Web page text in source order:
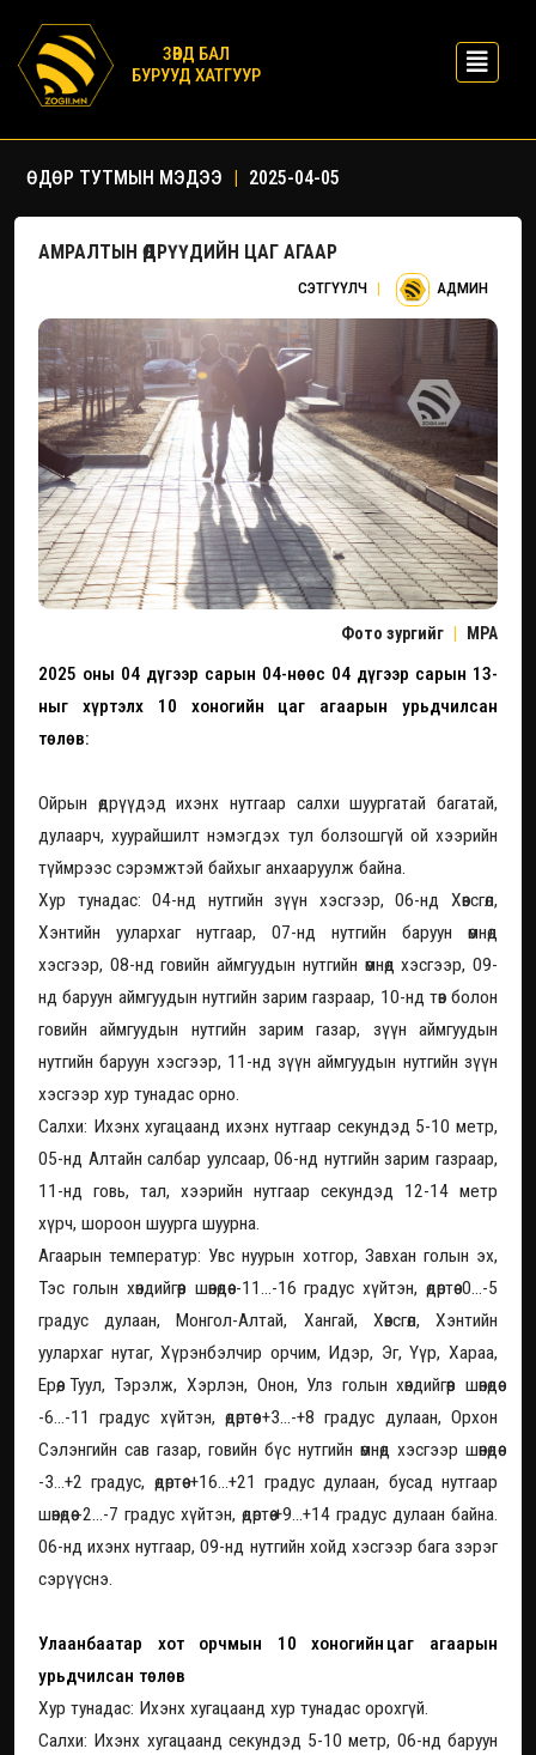
ЗӨВД БАЛ
БУРУУД ХАТГУУР
ӨДӨР ТУТМЫН МЭДЭЭ | 2025-04-05
АМРАЛТЫН ӨДРҮҮДИЙН ЦАГ АГААР
СЭТГҮҮЛЧ | АДМИН
Фото зургийг | MPA
2025 оны 04 дүгээр сарын 04-нөөс 04 дүгээр сарын 13-
ныг хүртэлх 10 хоногийн цаг агаарын урьдчилсан
төлөв:
Ойрын өдрүүдэд ихэнх нутгаар салхи шуургатай багатай,
дулаарч, хуурайшилт нэмэгдэх тул болзошгүй ой хээрийн
түймрээс сэрэмжтэй байхыг анхааруулж байна.
Хур тунадас: 04-нд нутгийн зүүн хэсгээр, 06-нд Хөвсгөл,
Хэнтийн уулархаг нутгаар, 07-нд нутгийн баруун өмнөд
хэсгээр, 08-нд говийн аймгуудын нутгийн өмнөд хэсгээр, 09-
нд баруун аймгуудын нутгийн зарим газраар, 10-нд төв болон
говийн аймгуудын нутгийн зарим газар, зүүн аймгуудын
нутгийн баруун хэсгээр, 11-нд зүүн аймгуудын нутгийн зүүн
хэсгээр хур тунадас орно.
Салхи: Ихэнх хугацаанд ихэнх нутгаар секундэд 5-10 метр,
05-нд Алтайн салбар уулсаар, 06-нд нутгийн зарим газраар,
11-нд говь, тал, хээрийн нутгаар секундэд 12-14 метр
хүрч, шороон шуурга шуурна.
Агаарын температур: Увс нуурын хотгор, Завхан голын эх,
Тэс голын хөндийгөөр шөнөдөө -11...-16 градус хүйтэн, өдөртөө 0...-5
градус дулаан, Монгол-Алтай, Хангай, Хөвсгөл, Хэнтийн
уулархаг нутаг, Хүрэнбэлчир орчим, Идэр, Эг, Үүр, Хараа,
Ерөө, Туул, Тэрэлж, Хэрлэн, Онон, Улз голын хөндийгөөр шөнөдөө
-6...-11 градус хүйтэн, өдөртөө +3...-+8 градус дулаан, Орхон
Сэлэнгийн сав газар, говийн бүс нутгийн өмнөд хэсгээр шөнөдөө
-3...+2 градус, өдөртөө +16...+21 градус дулаан, бусад нутгаар
шөнөдөө -2...-7 градус хүйтэн, өдөртөө +9...+14 градус дулаан байна.
06-нд ихэнх нутгаар, 09-нд нутгийн хойд хэсгээр бага зэрэг
сэрүүснэ.
Улаанбаатар хот орчмын 10 хоногийн цаг агаарын
урьдчилсан төлөв
Хур тунадас: Ихэнх хугацаанд хур тунадас орохгүй.
Салхи: Ихэнх хугацаанд секундэд 5-10 метр, 06-нд баруун